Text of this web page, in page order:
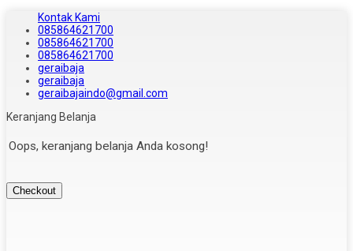
Kontak Kami
085864621700
085864621700
085864621700
geraibaja
geraibaja
geraibajaindo@gmail.com
Keranjang Belanja
Oops, keranjang belanja Anda kosong!
Checkout